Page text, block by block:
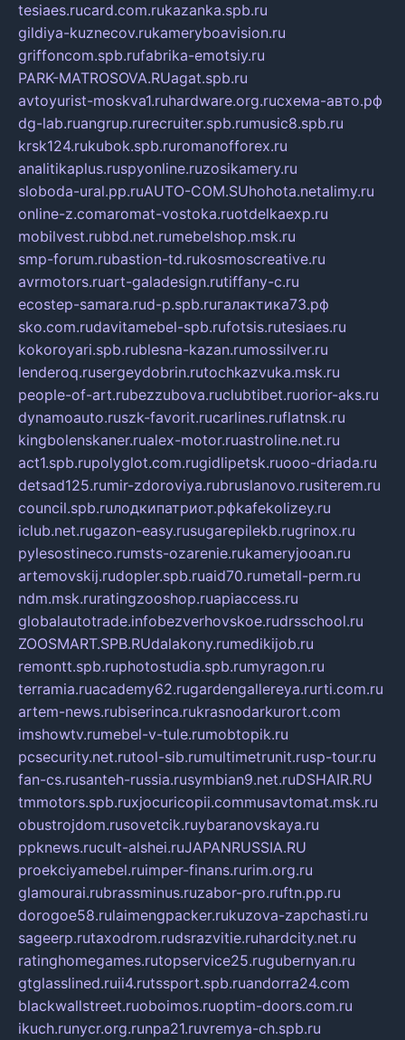
tesiaes.rucard.com.rukazanka.spb.ru
gildiya-kuznecov.rukameryboavision.ru
griffoncom.spb.rufabrika-emotsiy.ru
PARK-MATROSOVA.RUagat.spb.ru
avtoyurist-moskva1.ruhardware.org.ruсхема-авто.рф
dg-lab.ruangrup.rurecruiter.spb.rumusic8.spb.ru
krsk124.rukubok.spb.ruromanofforex.ru
analitikaplus.ruspyonline.ruzosikamery.ru
sloboda-ural.pp.ruAUTO-COM.SUhohota.netalimy.ru
online-z.comaromat-vostoka.ruotdelkaexp.ru
mobilvest.rubbd.net.rumebelshop.msk.ru
smp-forum.rubastion-td.rukosmoscreative.ru
avrmotors.ruart-galadesign.rutiffany-c.ru
ecostep-samara.rud-p.spb.ruгалактика73.рф
sko.com.rudavitamebel-spb.rufotsis.rutesiaes.ru
kokoroyari.spb.rublesna-kazan.rumossilver.ru
lenderoq.rusergeydobrin.rutochkazvuka.msk.ru
people-of-art.rubezzubova.ruclubtibet.ruorior-aks.ru
dynamoauto.ruszk-favorit.rucarlines.ruflatnsk.ru
kingbolenskaner.rualex-motor.ruastroline.net.ru
act1.spb.rupolyglot.com.rugidlipetsk.ruooo-driada.ru
detsad125.rumir-zdoroviya.rubruslanovo.rusiterem.ru
council.spb.ruлодкипатриот.рфkafekolizey.ru
iclub.net.rugazon-easy.rusugarepilekb.rugrinox.ru
pylesostineco.rumsts-ozarenie.rukameryjooan.ru
artemovskij.rudopler.spb.ruaid70.rumetall-perm.ru
ndm.msk.ruratingzooshop.ruapiaccess.ru
globalautotrade.infobezverhovskoe.rudrsschool.ru
ZOOSMART.SPB.RUdalakony.rumedikijob.ru
remontt.spb.ruphotostudia.spb.rumyragon.ru
terramia.ruacademy62.rugardengallereya.rurti.com.ru
artem-news.rubiserinca.rukrasnodarkurort.com
imshowtv.rumebel-v-tule.rumobtopik.ru
pcsecurity.net.rutool-sib.rumultimetrunit.rusp-tour.ru
fan-cs.rusanteh-russia.rusymbian9.net.ruDSHAIR.RU
tmmotors.spb.ruxjocuricopii.commusavtomat.msk.ru
obustrojdom.rusovetcik.ruybaranovskaya.ru
ppknews.rucult-alshei.ruJAPANRUSSIA.RU
proekciyamebel.ruimper-finans.rurim.org.ru
glamourai.rubrassminus.ruzabor-pro.ruftn.pp.ru
dorogoe58.rulaimengpacker.rukuzova-zapchasti.ru
sageerp.rutaxodrom.rudsrazvitie.ruhardcity.net.ru
ratinghomegames.rutopservice25.rugubernyan.ru
gtglasslined.ruii4.rutssport.spb.ruandorra24.com
blackwallstreet.ruoboimos.ruoptim-doors.com.ru
ikuch.runycr.org.runpa21.ruvremya-ch.spb.ru